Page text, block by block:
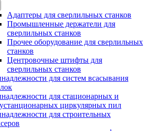
Адаптеры для сверлильных станков
Промышленные держатели для
сверлильных станков
Прочее оборудование для сверлильных
станков
Центровочные штифты для
сверлильных станков
для систем всасывания
для стационарных и
циркулярных пил
для строительных